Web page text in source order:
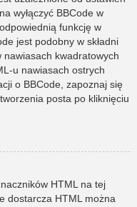
wyłączyć BBCode w
funkcję w
jest podobny w składni
kwadratowych
u nawiasach ostrych
o BBCode, zapoznaj się
posta po kliknięciu
HTML na tej
dostarcza HTML można